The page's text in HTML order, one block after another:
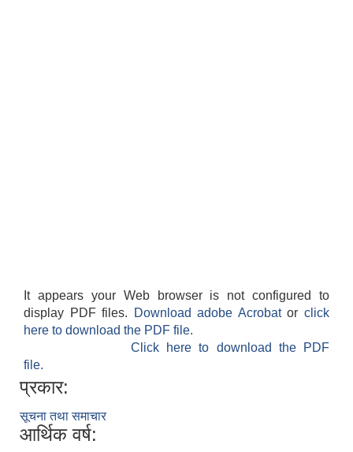
It appears your Web browser is not configured to
display PDF files.
Download adobe Acrobatorclick
here to download the PDF file.
Click here to download the PDF
file.
प्रकार:
सूचना तथा समाचार
आर्थिक वर्ष: